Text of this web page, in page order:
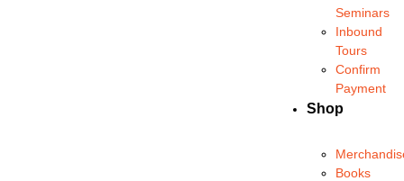
Seminars
Inbound
Tours
Confirm
Payment
Shop
Books